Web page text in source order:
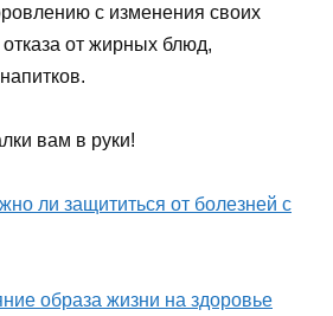
с изменения своих
от жирных блюд,
вам в руки!
ли защититься от болезней с
образа жизни на здоровье